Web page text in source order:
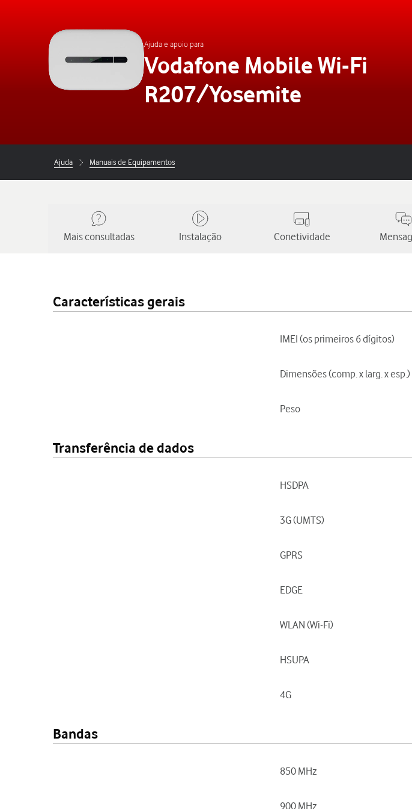
Ajuda e apoio para
Vodafone Mobile Wi-Fi
R207/Yosemite
Ajuda Manuais de Equipamentos
Mais consultadas Instalação Conetividade
Características gerais
IMEI (os primeiros 6 dígitos)
Dimensões (comp. x larg. x esp.)
Peso
Transferência de dados
HSDPA
3G (UMTS)
GPRS
EDGE
WLAN (Wi-Fi)
HSUPA
4G
Bandas
850 MHz
900 MHz